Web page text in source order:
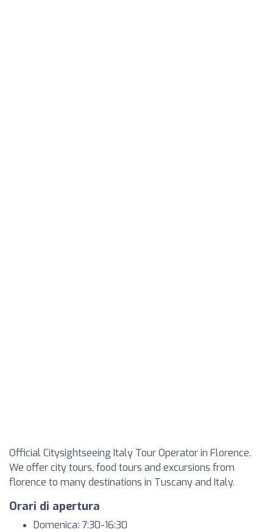
Official Citysightseeing Italy Tour Operator in Florence.
We offer city tours, food tours and excursions from
florence to many destinations in Tuscany and Italy.
Orari di apertura
Domenica: 7:30-16:30